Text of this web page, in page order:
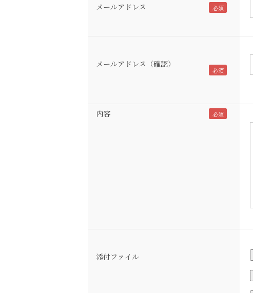
メールアドレス
メールアドレス（確認）
内容
添付ファイル